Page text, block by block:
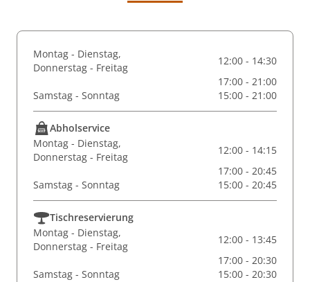
Montag - Dienstag,
Donnerstag - Freitag
12:00 - 14:30
17:00 - 21:00
Samstag - Sonntag
15:00 - 21:00
Abholservice
Montag - Dienstag,
Donnerstag - Freitag
12:00 - 14:15
17:00 - 20:45
Samstag - Sonntag
15:00 - 20:45
Tischreservierung
Montag - Dienstag,
Donnerstag - Freitag
12:00 - 13:45
17:00 - 20:30
Samstag - Sonntag
15:00 - 20:30